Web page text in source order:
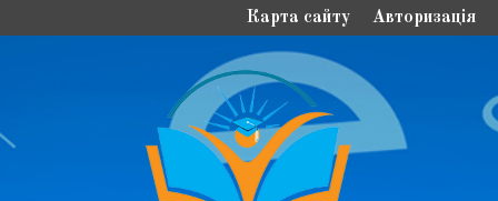
Карта сайту Авторизація